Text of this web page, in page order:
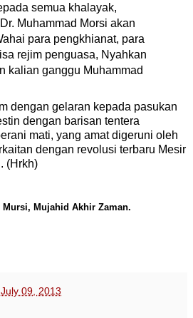
semua khalayak,
Muhammad Morsi akan
para pengkhianat, para
rejim penguasa, Nyahkan
kalian ganggu Muhammad
dengan gelaran kepada pasukan
dengan barisan tentera
mati, yang amat digeruni oleh
dengan revolusi terbaru Mesir
(Hrkh)
Mursi, Mujahid Akhir Zaman.
09, 2013